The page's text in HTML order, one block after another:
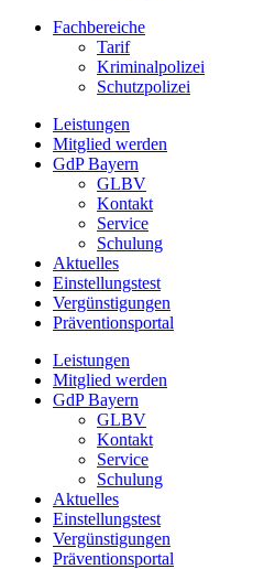
Fachbereiche
Tarif
Kriminalpolizei
Schutzpolizei
Leistungen
Mitglied werden
GdP Bayern
GLBV
Kontakt
Service
Schulung
Aktuelles
Einstellungstest
Vergünstigungen
Präventionsportal
Leistungen
Mitglied werden
GdP Bayern
GLBV
Kontakt
Service
Schulung
Aktuelles
Einstellungstest
Vergünstigungen
Präventionsportal